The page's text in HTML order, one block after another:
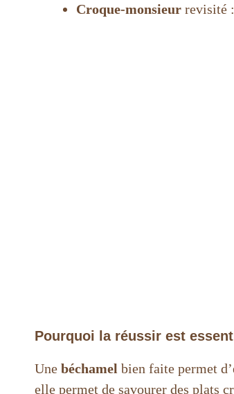
Croque-monsieur revisité
Pourquoi la réussir est
Une béchamel bien faite permet
elle permet de savourer des plats